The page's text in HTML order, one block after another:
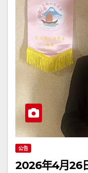
公告
2026年4月26